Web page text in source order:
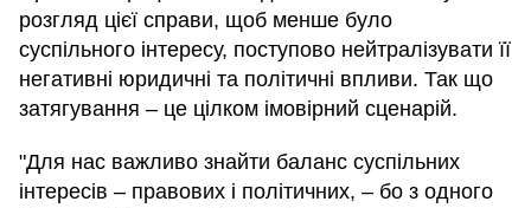
розгляд цієї справи, щоб менше було
суспільного інтересу, поступово нейтралізувати її
негативні юридичні та політичні впливи. Так що
затягування – це цілком імовірний сценарій.
"Для нас важливо знайти баланс суспільних
інтересів – правових і політичних, – бо з одного